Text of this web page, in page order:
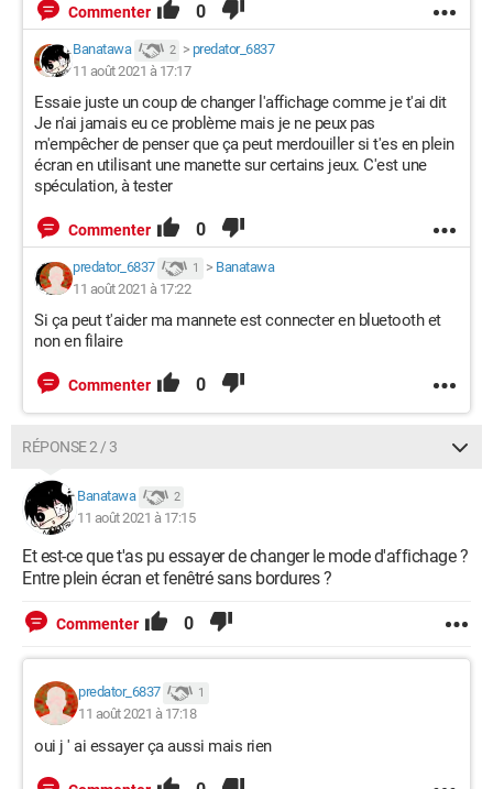
Commenter 0
Banatawa 2 > predator_6837
11 août 2021 à 17:17
Essaie juste un coup de changer l'affichage comme je t'ai dit
Je n'ai jamais eu ce problème mais je ne peux pas
m'empêcher de penser que ça peut merdouiller si t'es en plein
écran en utilisant une manette sur certains jeux. C'est une
spéculation, à tester
Commenter 0
predator_6837 1 > Banatawa
11 août 2021 à 17:22
Si ça peut t'aider ma mannete est connecter en bluetooth et
non en filaire
Commenter 0
RÉPONSE 2 / 3
Banatawa 2
11 août 2021 à 17:15
Et est-ce que t'as pu essayer de changer le mode d'affichage ?
Entre plein écran et fenêtré sans bordures ?
Commenter 0
predator_6837 1
11 août 2021 à 17:18
oui j ' ai essayer ça aussi mais rien